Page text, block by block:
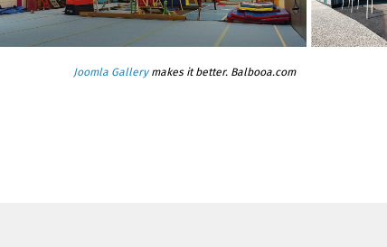
Joomla Gallerymakes it better. Balbooa.com